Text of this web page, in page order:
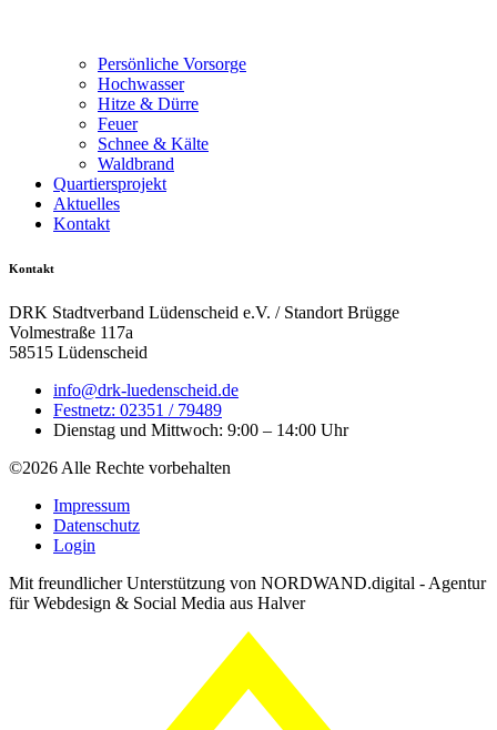
Persönliche Vorsorge
Hochwasser
Hitze & Dürre
Feuer
Schnee & Kälte
Waldbrand
Quartiersprojekt
Aktuelles
Kontakt
Kontakt
DRK Stadtverband Lüdenscheid e.V. / Standort Brügge
Volmestraße 117a
58515 Lüdenscheid
info@drk-luedenscheid.de
Festnetz: 02351 / 79489
Dienstag und Mittwoch: 9:00 – 14:00 Uhr
©2026 Alle Rechte vorbehalten
Impressum
Datenschutz
Login
Mit freundlicher Unterstützung von NORDWAND.digital - Agentur
für Webdesign & Social Media aus Halver